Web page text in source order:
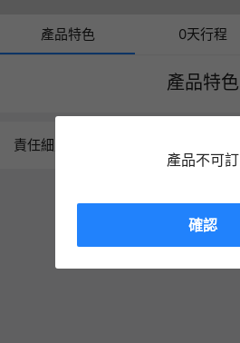
產品特色 0天行程
產品特色
責任細則
產品不可訂
確認